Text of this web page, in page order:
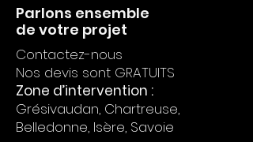
13% d'O2
- Emissions de poussière :
mg/Nm3% à 13% d'O2
- Emissions NOx :
13% d'O2
- Efficacité énergetique
saisonnière calculée :72 %
- Emissions PM et COV calculées :
Parlons ensemble
de votre projet
Contactez-nous
Nos devis sont GRATUITS
Zone d’intervention :
Grésivaudan, Chartreuse,
Belledonne, Isère, Savoie